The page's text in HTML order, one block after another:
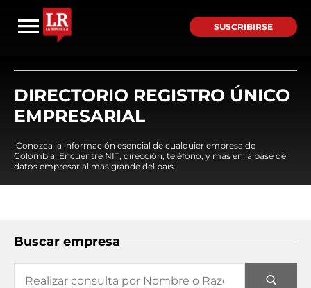
SUSCRIBIRSE
DIRECTORIO REGISTRO ÚNICO
EMPRESARIAL
¡Conozca la información esencial de cualquier empresa de
Colombia! Encuentre NIT, dirección, teléfono, y mas en la base de
datos empresarial mas grande del país.
Buscar empresa